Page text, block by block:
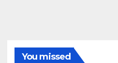
You missed